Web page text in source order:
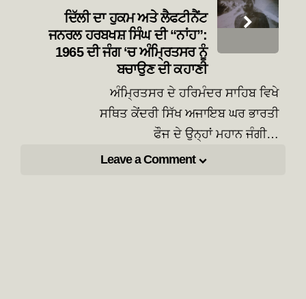
ਦਿੱਲੀ ਦਾ ਹੁਕਮ ਅਤੇ ਲੈਫਟੀਨੈਂਟ
ਜਨਰਲ ਹਰਬਖਸ਼ ਸਿੰਘ ਦੀ “ਨਾਂਹ”:
1965 ਦੀ ਜੰਗ ‘ਚ ਅੰਮ੍ਰਿਤਸਰ ਨੂੰ
ਬਚਾਉਣ ਦੀ ਕਹਾਣੀ
ਅੰਮ੍ਰਿਤਸਰ ਦੇ ਹਰਿਮੰਦਰ ਸਾਹਿਬ ਵਿਖੇ
ਸਥਿਤ ਕੇਂਦਰੀ ਸਿੱਖ ਅਜਾਇਬ ਘਰ ਭਾਰਤੀ
ਫੌਜ ਦੇ ਉਨ੍ਹਾਂ ਮਹਾਨ ਜੰਗੀ…
Leave a Comment